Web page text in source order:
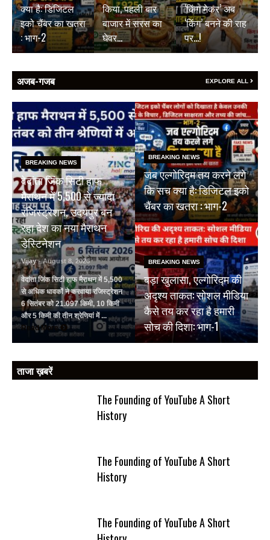
क्या है: डिजिटल
इको चैंबर का खतरा
: भाग-2
किया, पहली बार
बाजार में सरस का
घेवर…
‘किंग मेकर’ अब
‘किंग’ बनने की राह
पर…!
अजब-गजब EXPLORE ALL
BREAKING NEWS
वेदांता जिंक सिटी हाफ
मैराथन में 5,500 से ज्यादा
रजिस्ट्रेशन, उदयपुर बन
रहा देश का नया मैराथन
डेस्टिनेशन
Vijay - August 8, 2026
वेदांता जिंक सिटी हाफ मैराथन में 5,500
से अधिक धावकों ने करवाया रजिस्ट्रेशन
6 सितंबर को 21.097 किमी, 10 किमी
और 5 किमी की तीन श्रेणियां में ...
Read More
BREAKING NEWS
जब एल्गोरिद्म तय करने लगे
कि सच क्या है: डिजिटल इको
चैंबर का खतरा : भाग-2
BREAKING NEWS
बड़ा खुलासा, एल्गोरिद्म की
अदृश्य ताकत: सोशल मीडिया
कैसे तय कर रहा है हमारी
सोच की दिशा: भाग-1
ताजा ख़बरें
The Founding of YouTube A Short
History
The Founding of YouTube A Short
History
The Founding of YouTube A Short